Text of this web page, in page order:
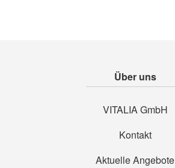
Über uns
VITALIA GmbH
Kontakt
Aktuelle Angebote